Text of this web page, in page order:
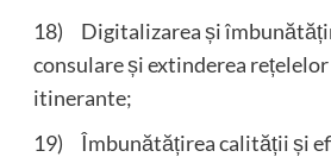
18) Digitalizarea și
consulare și extinderea
itinerante;
19) Îmbunătățirea calității și